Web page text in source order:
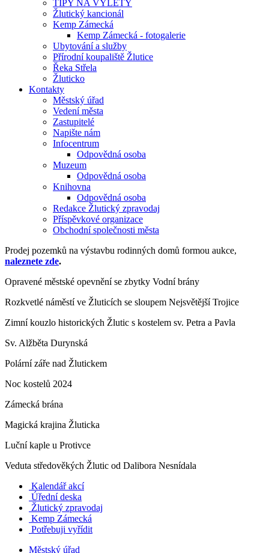
TIPY NA VÝLETY
Žlutický kancionál
Kemp Zámecká
Kemp Zámecká - fotogalerie
Ubytování a služby
Přírodní koupaliště Žlutice
Řeka Střela
Žluticko
Kontakty
Městský úřad
Vedení města
Zastupitelé
Napište nám
Infocentrum
Odpovědná osoba
Muzeum
Odpovědná osoba
Knihovna
Odpovědná osoba
Redakce Žlutický zpravodaj
Příspěvkové organizace
Obchodní společnosti města
Prodej pozemků na výstavbu rodinných domů formou aukce,
naleznete zde.
Opravené městské opevnění se zbytky Vodní brány
Rozkvetlé náměstí ve Žluticích se sloupem Nejsvětější Trojice
Zimní kouzlo historických Žlutic s kostelem sv. Petra a Pavla
Sv. Alžběta Durynská
Polární záře nad Žlutickem
Noc kostelů 2024
Zámecká brána
Magická krajina Žluticka
Luční kaple u Protivce
Veduta středověkých Žlutic od Dalibora Nesnídala
Kalendář akcí
Úřední deska
Žlutický zpravodaj
Kemp Zámecká
Potřebuji vyřídit
Městský úřad